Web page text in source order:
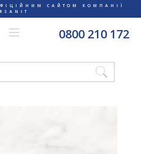
САЙТОМ КОМПАНІЇ
0800 210 172